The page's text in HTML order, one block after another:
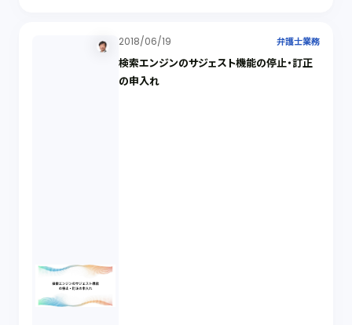
2018/06/19 弁護士業務
検索エンジンのサジェスト機能の停止・訂正
の申入れ